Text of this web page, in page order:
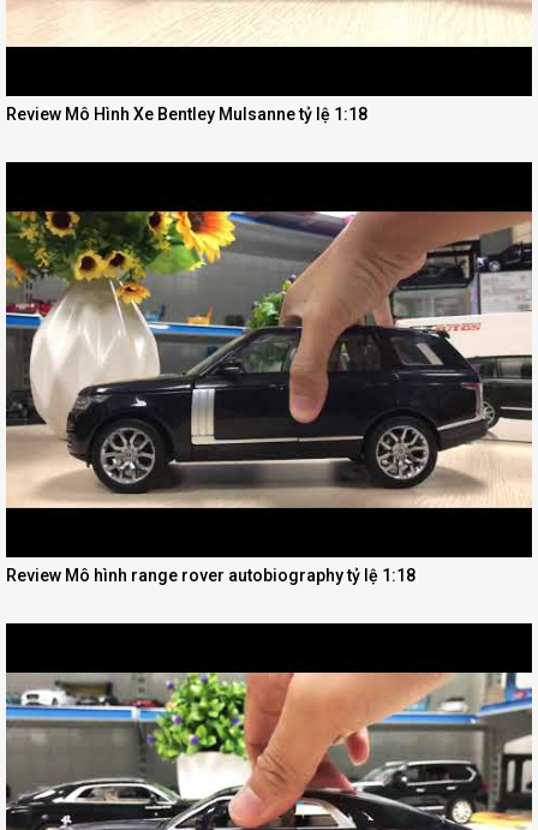
Review Mô Hình Xe Bentley Mulsanne tỷ lệ 1:18
Review Mô hình range rover autobiography tỷ lệ 1:18